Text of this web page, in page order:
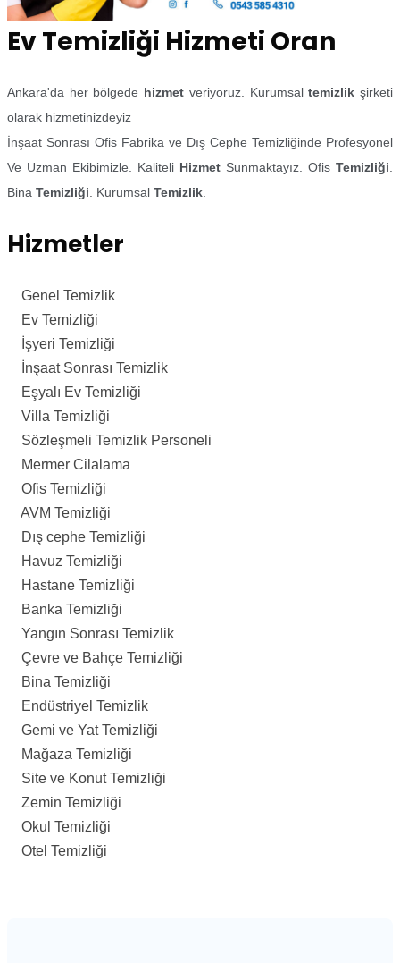
Ev Temizliği Hizmeti Oran
Ankara'da her bölgede hizmet veriyoruz. Kurumsaltemizlik şirketi
olarak hizmetinizdeyiz
İnşaat Sonrası Ofis Fabrika ve Dış Cephe Temizliğinde Profesyonel
Ve Uzman Ekibimizle. Kaliteli Hizmet Sunmaktayız. Ofis Temizliği
Bina Temizliği . Kurumsal Temizlik
Hizmetler
Genel Temizlik
Ev Temizliği
İşyeri Temizliği
İnşaat Sonrası Temizlik
Eşyalı Ev Temizliği
Villa Temizliği
Sözleşmeli Temizlik Personeli
Mermer Cilalama
Ofis Temizliği
AVM Temizliği
Dış cephe Temizliği
Havuz Temizliği
Hastane Temizliği
Banka Temizliği
Yangın Sonrası Temizlik
Çevre ve Bahçe Temizliği
Bina Temizliği
Endüstriyel Temizlik
Gemi ve Yat Temizliği
Mağaza Temizliği
Site ve Konut Temizliği
Zemin Temizliği
Okul Temizliği
Otel Temizliği